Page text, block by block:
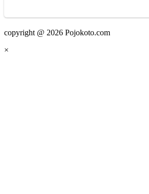
copyright @ 2026 Pojokoto.com
×